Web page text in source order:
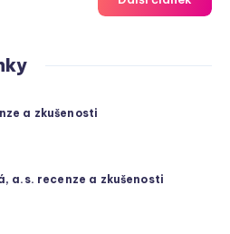
a zkušenosti
a.s. recenze a zkušenosti